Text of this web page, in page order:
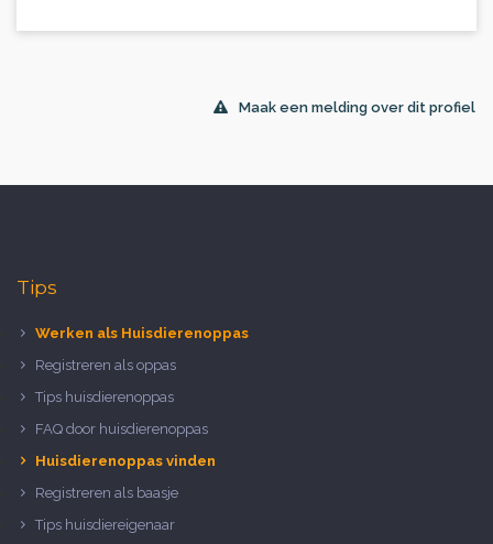
Maak een melding over dit profiel
Tips
Werken als Huisdierenoppas
Registreren als oppas
Tips huisdierenoppas
FAQ door huisdierenoppas
Huisdierenoppas vinden
Registreren als baasje
Tips huisdiereigenaar